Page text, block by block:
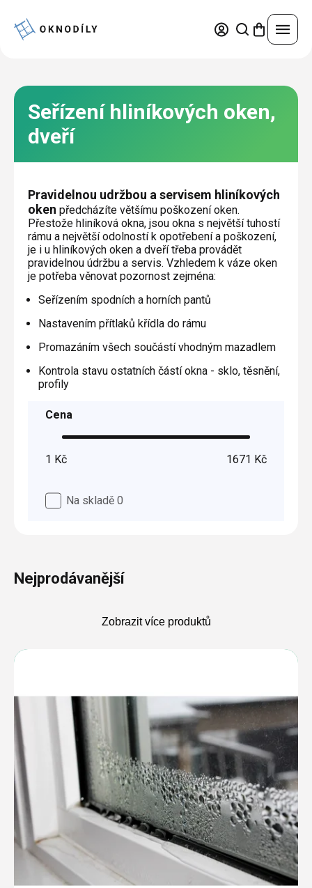
obsah
Náhradní díly
Nejprodávanější
Trvale snížená cena
Kování podle značek
Díly pro okna
Díly pro dveře
Díly pro žaluzie
Doplňky a další
Výprodej
AKCE
Servisní práce
Pravidelná údržba a seřízení
Oprava oken a dveří
Výměna skel
Výměna těsnění
Leštění poškrábaných skel
Opravy povrchů, změna barvy oken a dveří
Výměna střešních oken
Opravy oken z lana / Horolezecky / Výškové
práce
Plastová okna a dveře
Hliníková okna a dveře
Dřevěná okna a dveře
Ocelová okna a dveře
Konfigurátor
Žaluzie
Sítě
Rolety
Markýzy
Další
Hliníkové opláštění
Výhody hliníkového opláštění
Jak to funguje
Technická dokumentace
Galerie našich realizací
O nás
Realizace
Výprodej
Seřízení hliníkových oken,
dveří
Pravidelnou udržbou a servisem hliníkových
oken předcházíte většímu poškození oken.
Přestože hliníková okna, jsou okna s největší tuhostí
rámu a největší odolností k opotřebení a poškození,
je i u hliníkových oken a dveří třeba provádět
pravidelnou údržbu a servis. Vzhledem k váze oken
je potřeba věnovat pozornost zejména:
Seřízením spodních a horních pantů
Nastavením přítlaků křídla do rámu
Promazáním všech součástí vhodným mazadlem
Kontrola stavu ostatních částí okna - sklo, těsnění,
profily
Cena
1 Kč 1671 Kč
Na skladě 0
Nejprodávanější
Zobrazit více produktů
Výpis